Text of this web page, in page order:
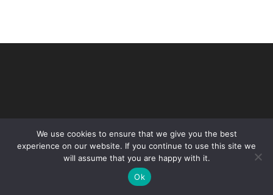
Copyright - WordPress Theme by OceanWP
We use cookies to ensure that we give you the best
experience on our website. If you continue to use this site we
will assume that you are happy with it.
Ok